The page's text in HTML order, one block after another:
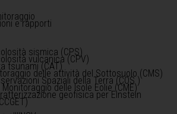
e rapporti
sismica (CPS)
vulcanica (CPV)
tsunami (CAT)
delle attività del Sottosuolo (CMS)
Spaziali della Terra (COS )
delle Isole Eolie (CME)
geofisica per Einstein